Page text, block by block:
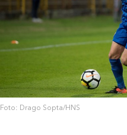
Foto: Drago Sopta/HNS